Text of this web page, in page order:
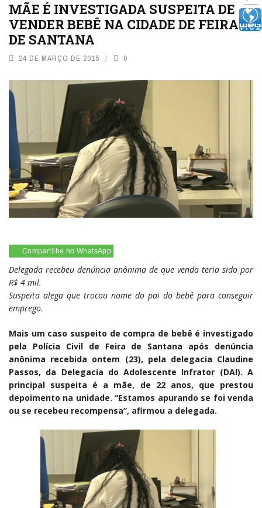
MÃE É INVESTIGADA SUSPEITA DE
VENDER BEBÊ NA CIDADE DE FEIRA
DE SANTANA
24 DE MARÇO DE 2015 0
Compartilhe no WhatsApp
Delegada recebeu denúncia anônima de que venda teria sido por
R$ 4 mil.
Suspeita alega que trocou nome do pai do bebê para conseguir
emprego.
Mais um caso suspeito de compra de bebê é investigado
pela Polícia Civil de Feira de Santana após denúncia
anônima recebida ontem (23), pela delegacia Claudine
Passos, da Delegacia do Adolescente Infrator (DAI). A
principal suspeita é a mãe, de 22 anos, que prestou
depoimento na unidade. “Estamos apurando se foi venda
ou se recebeu recompensa”, afirmou a delegada.